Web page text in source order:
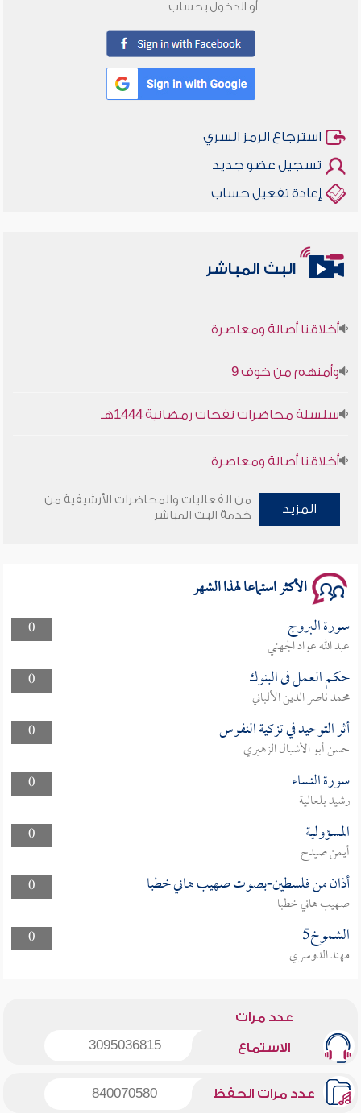
أو الدخول بحساب
استرجاع الرمز السري
تسجيل عضو جديد
إعادة تفعيل حساب
البث المباشر
أخلاقنا أصالة ومعاصرة
وأمنهم من خوف 9
سلسلة محاضرات نفحات رمضانية 1444هـ
أخلاقنا أصالة ومعاصرة
وأمنهم من خوف 9
المزيد
من الفعاليات والمحاضرات الأرشيفية من
خدمة البث المباشر
الأكثر استماعا لهذا الشهر
0 سورة البروج
عبد الله عواد الجهني
0
حكم العمل فى البنوك
محمد ناصر الدين الألباني
0
أثر التوحيد في تزكية النفوس
حسن أبو الأشبال الزهيري
0
سورة النساء
رشيد بلعالية
0
المسؤولية
أيمن صيدح
0
أذان من فلسطين-بصوت صهيب هاني خطبا
صهيب هاني خطبا
0
الشموخ5
مهند الدوسري
عدد مرات
الاستماع 3095036815
عدد مرات الحفظ 840070580